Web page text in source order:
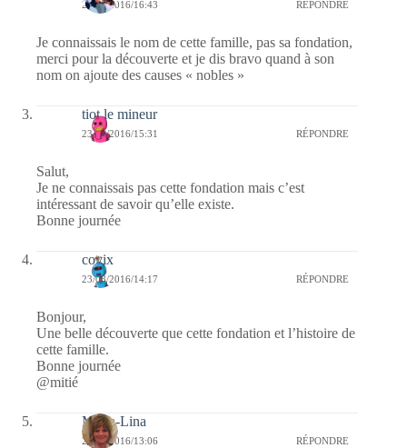
23/08/2016/16:43 RÉPONDRE
Je connaissais le nom de cette famille, pas sa fondation,
merci pour la découverte et je dis bravo quand à son
nom on ajoute des causes « nobles »
tiot le mineur
23/08/2016/15:31 RÉPONDRE
Salut,
Je ne connaissais pas cette fondation mais c’est
intéressant de savoir qu’elle existe.
Bonne journée
covix
23/08/2016/14:17 RÉPONDRE
Bonjour,
Une belle découverte que cette fondation et l’histoire de
cette famille.
Bonne journée
@mitié
Maria-Lina
23/08/2016/13:06 RÉPONDRE